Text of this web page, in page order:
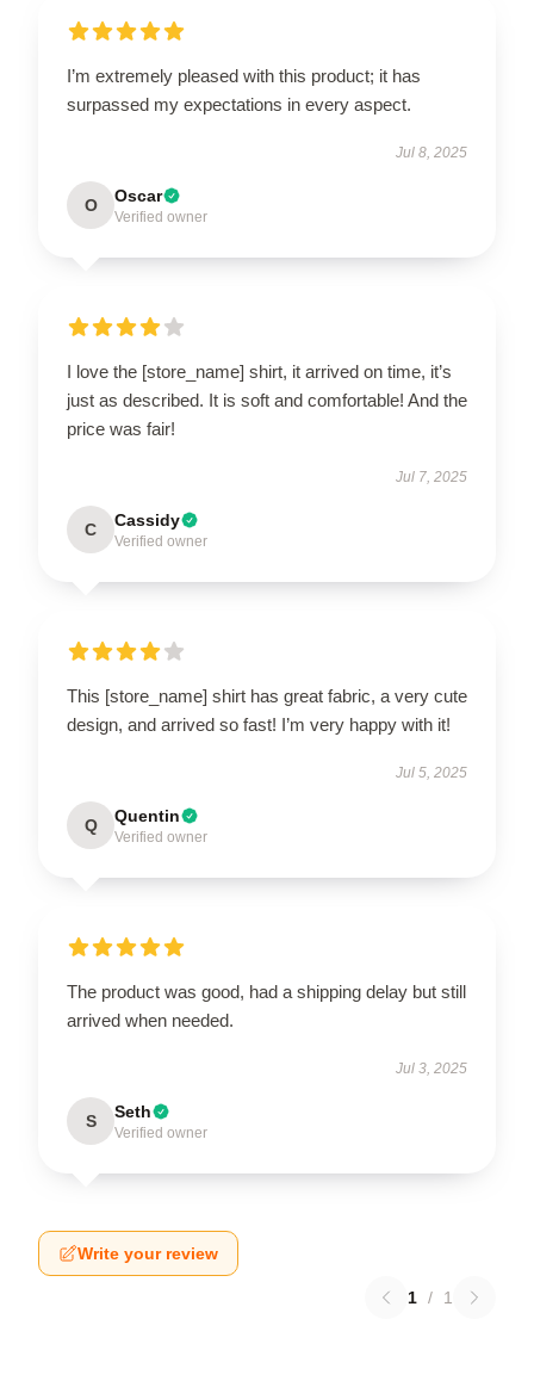
I’m extremely pleased with this product; it has
surpassed my expectations in every aspect.
Jul 8, 2025
O Oscar
Verified owner
I love the [store_name] shirt, it arrived on time, it’s
just as described. It is soft and comfortable! And the
price was fair!
Jul 7, 2025
C Cassidy
Verified owner
This [store_name] shirt has great fabric, a very cute
design, and arrived so fast! I’m very happy with it!
Jul 5, 2025
Q Quentin
Verified owner
The product was good, had a shipping delay but still
arrived when needed.
Jul 3, 2025
S Seth
Verified owner
Write your review
1 / 1